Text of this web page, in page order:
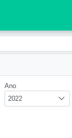
Ano
2022